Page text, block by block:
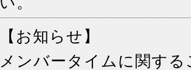
【お知らせ】
メンバータイムに関す